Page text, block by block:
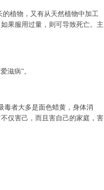
植物，又有从天然植物中加工
果服用过量，则可导致死亡。主
滋病”。
者大多是面色蜡黄，身体消
仅害己，而且害自己的家庭，害